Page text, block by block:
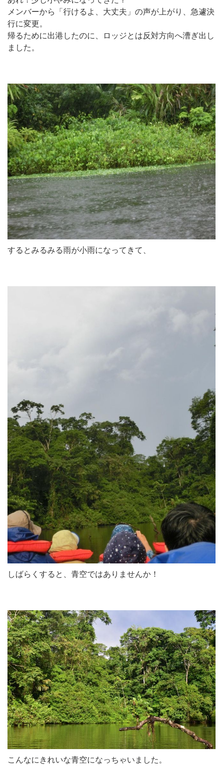
メンバーから「行けるよ、大丈夫」の声が上がり、急遽決
行に変更。
帰るために出港したのに、ロッジとは反対方向へ漕ぎ出し
ました。
するとみるみる雨が小雨になってきて、
しばらくすると、青空ではありませんか！
こんなにきれいな青空になっちゃいました。